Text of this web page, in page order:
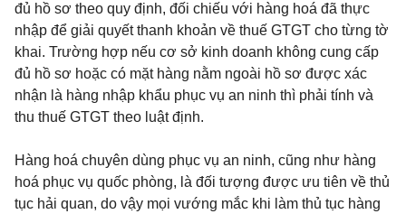
đủ hồ sơ theo quy định, đối chiếu với hàng hoá đã thực
nhập để giải quyết thanh khoản về thuế GTGT cho từng tờ
khai. Trường hợp nếu cơ sở kinh doanh không cung cấp
đủ hồ sơ hoặc có mặt hàng nằm ngoài hồ sơ được xác
nhận là hàng nhập khẩu phục vụ an ninh thì phải tính và
thu thuế GTGT theo luật định.
Hàng hoá chuyên dùng phục vụ an ninh, cũng như hàng
hoá phục vụ quốc phòng, là đối tượng được ưu tiên về thủ
tục hải quan, do vậy mọi vướng mắc khi làm thủ tục hàng